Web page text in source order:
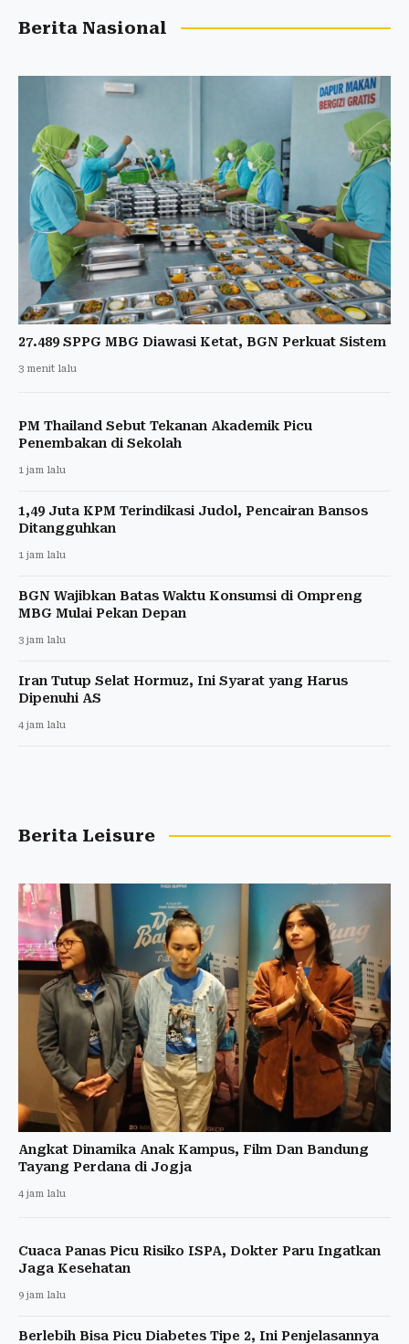
Berita Nasional
27.489 SPPG MBG Diawasi Ketat, BGN Perkuat Sistem
3 menit lalu
PM Thailand Sebut Tekanan Akademik Picu
Penembakan di Sekolah
1 jam lalu
1,49 Juta KPM Terindikasi Judol, Pencairan Bansos
Ditangguhkan
1 jam lalu
BGN Wajibkan Batas Waktu Konsumsi di Ompreng
MBG Mulai Pekan Depan
3 jam lalu
Iran Tutup Selat Hormuz, Ini Syarat yang Harus
Dipenuhi AS
4 jam lalu
Berita Leisure
Angkat Dinamika Anak Kampus, Film Dan Bandung
Tayang Perdana di Jogja
4 jam lalu
Cuaca Panas Picu Risiko ISPA, Dokter Paru Ingatkan
Jaga Kesehatan
9 jam lalu
Berlebih Bisa Picu Diabetes Tipe 2, Ini Penjelasannya